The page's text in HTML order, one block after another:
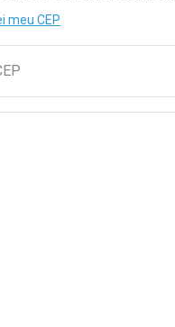
meu CEP